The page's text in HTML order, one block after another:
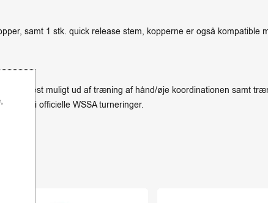
samt 1 stk. quick release stem, kopperne er også kompatible
får mest muligt ud af træning af hånd/øje koordinationen samt
brug i officielle WSSA turneringer.